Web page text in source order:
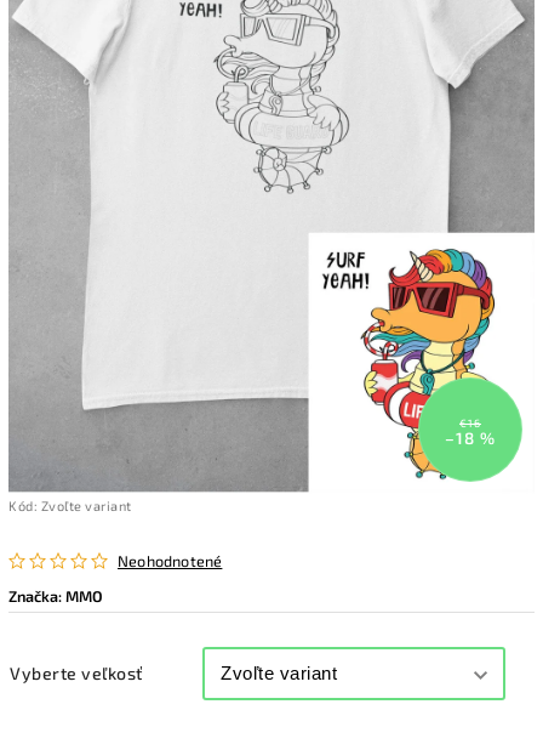
€16
–18 %
Kód: Zvoľte variant
Neohodnotené
Značka:MMO
Vyberte veľkosť